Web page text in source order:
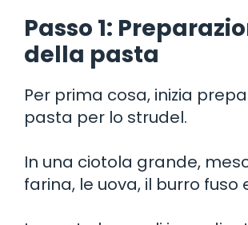
Passo 1:
della pasta
Per prima cosa, inizia
pasta per lo strudel.
In una ciotola grande,
farina, le uova, il burro fuso